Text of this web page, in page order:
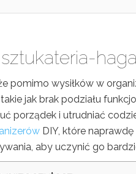
sztukateria-
pomimo wysiłków w
jak brak podziału
porządek i utrudniać
DIY, które
aby uczynić go